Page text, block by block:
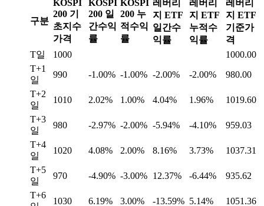
구분
KOSPI
200 기
초지수
가격
KOSPI
200 일
간수익
률
KOSPI
200 누
적수익
률
레버리
지 ETF
일간수
익률
레버리
지 ETF
누적수
익률
레버리
지 ETF
기준가
격
T일
1000
1000.00
T+1
일
990 -1.00% -1.00% -2.00% -2.00%
980.00
T+2
일
1010 2.02% 1.00% 4.04% 1.96%
1019.60
T+3
일
980 -2.97% -2.00% -5.94% -4.10%
959.03
T+4
일
1020 4.08% 2.00% 8.16% 3.73%
1037.31
T+5
일
970 -4.90% -3.00% 12.37% -6.44%
935.62
T+6
1030 6.19% 3.00% -13.59% 5.14% 1051.36